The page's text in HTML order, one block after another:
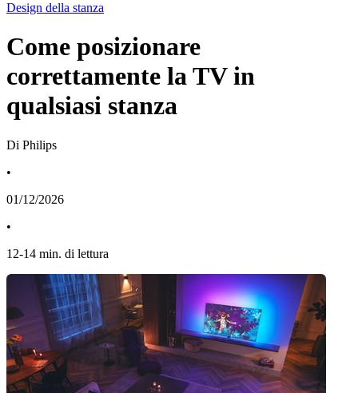
Design della stanza
Come posizionare
correttamente la TV in
qualsiasi stanza
Di Philips
•
01/12/2026
•
12-14 min. di lettura